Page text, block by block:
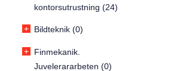
kontorsutrustning (24)
+ Bildteknik (0)
+ Finmekanik.
Juvelerararbeten (0)